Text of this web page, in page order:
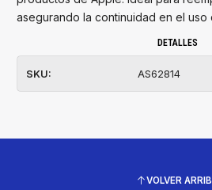
asegurando la continuidad en el uso
DETALLES
SKU: AS62814
VOLVER